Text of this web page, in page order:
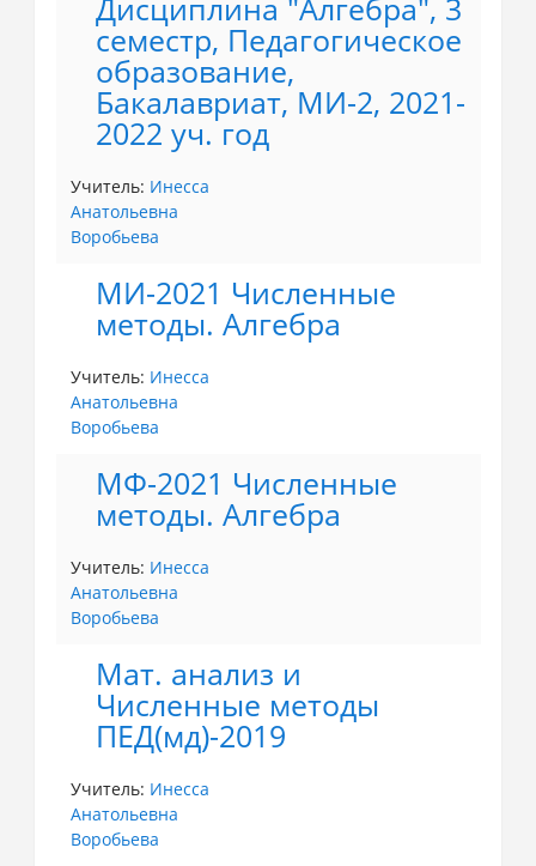
Дисциплина "Алгебра", 3
семестр, Педагогическое
образование,
Бакалавриат, МИ-2, 2021-
2022 уч. год
Учитель: Инесса
Анатольевна
Воробьева
МИ-2021 Численные
методы. Алгебра
Учитель: Инесса
Анатольевна
Воробьева
МФ-2021 Численные
методы. Алгебра
Учитель: Инесса
Анатольевна
Воробьева
Мат. анализ и
Численные методы
ПЕД(мд)-2019
Учитель: Инесса
Анатольевна
Воробьева